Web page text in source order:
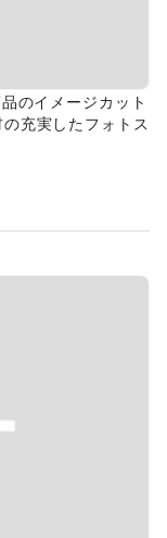
のイメージカット
充実したフォトス